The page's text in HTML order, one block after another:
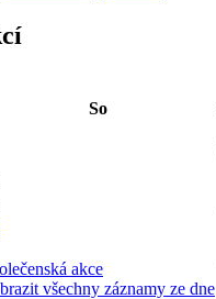
So
akce
všechny záznamy ze dne